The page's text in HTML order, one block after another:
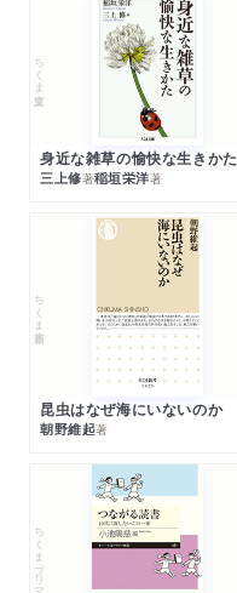
ちくま文庫
身近な雑草の愉快な生きかた
三上修著稲垣栄洋著
ちくま新書
昆虫はなぜ海にいないのか
朝野維起著
ちくまプリマー新書